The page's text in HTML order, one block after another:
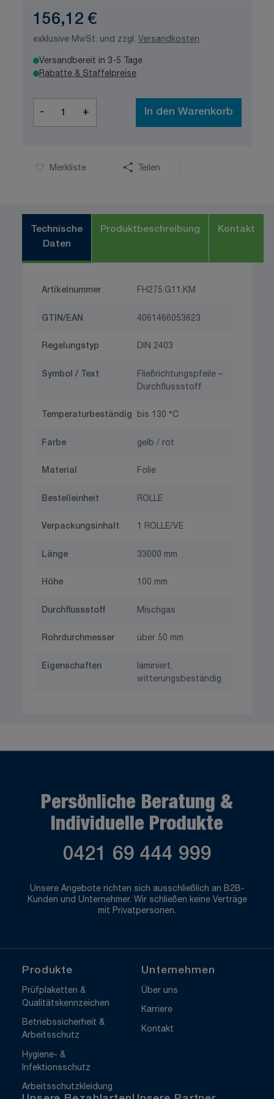
156,12 €
exklusive MwSt. und zzgl. Versandkosten
Versandbereit in 3-5 Tage
Rabatte & Staffelpreise
- + In den Warenkorb
Merkliste Teilen
Technische
Daten
Produktbeschreibung Kontakt
Artikelnummer FH275.G11.KM
GTIN/EAN 4061466053623
Regelungstyp DIN 2403
Symbol / Text
Fließrichtungspfeile –
Durchflussstoff
Temperaturbeständig bis 130 °C
Farbe gelb / rot
Material Folie
Bestelleinheit ROLLE
Verpackungsinhalt 1 ROLLE/VE
Länge 33000 mm
Höhe 100 mm
Durchflussstoff Mischgas
Rohrdurchmesser über 50 mm
Eigenschaften
laminiert,
witterungsbeständig
Persönliche Beratung &
Individuelle Produkte
0421 69 444 999
Unsere Angebote richten sich ausschließlich an B2B-
Kunden und Unternehmer. Wir schließen keine Verträge
mit Privatpersonen.
Produkte
Prüfplaketten &
Qualitätskennzeichen
Betriebssicherheit &
Arbeitsschutz
Hygiene- &
Infektionsschutz
Arbeitsschutzkleidung
Unternehmen
Über uns
Karriere
Kontakt